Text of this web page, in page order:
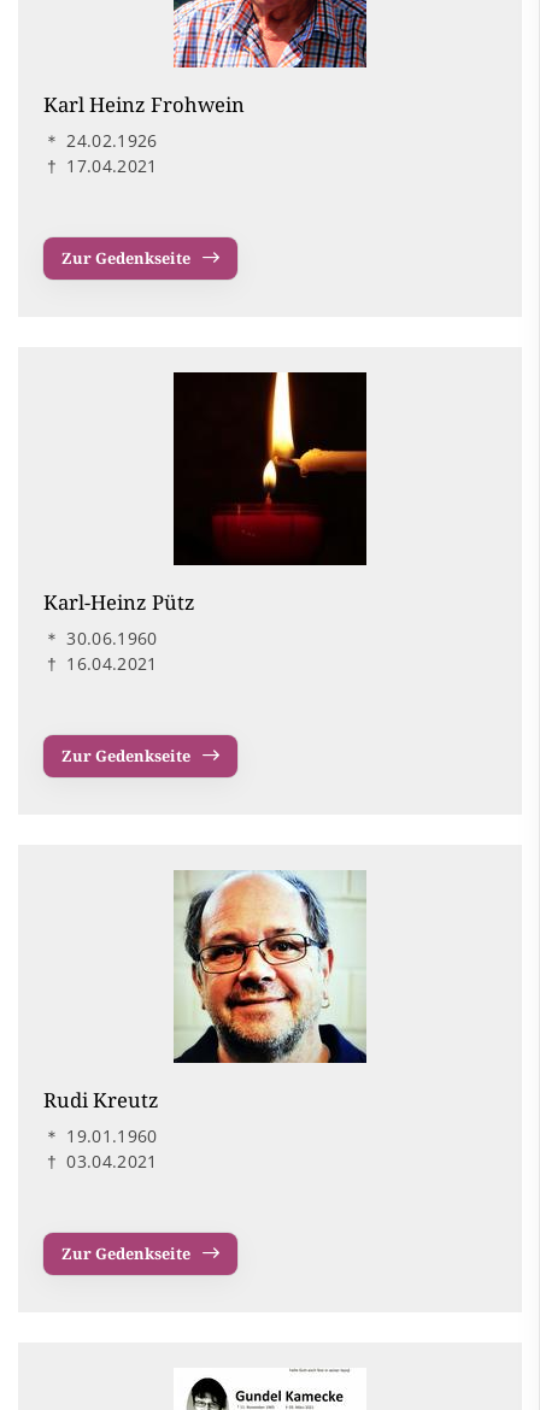
Karl Heinz Frohwein
＊ 24.02.1926
† 17.04.2021
Zur Gedenkseite
Karl-Heinz Pütz
＊ 30.06.1960
† 16.04.2021
Zur Gedenkseite
Rudi Kreutz
＊ 19.01.1960
† 03.04.2021
Zur Gedenkseite